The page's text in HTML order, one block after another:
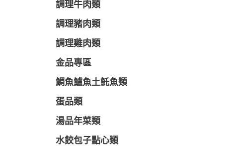
調理牛肉類
調理豬肉類
調理雞肉類
金品專區
鯛魚鱸魚土魠魚類
蛋品類
湯品年菜類
水餃包子點心類